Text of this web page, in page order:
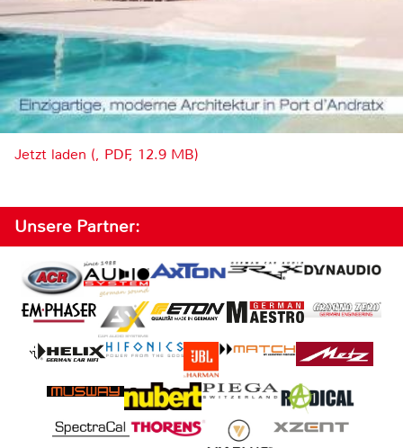
Jetzt laden (, PDF, 12.9 MB)
Unsere Partner: